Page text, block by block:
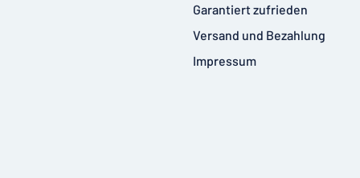
Garantiert zufrieden
Versand und Bezahlung
Impressum